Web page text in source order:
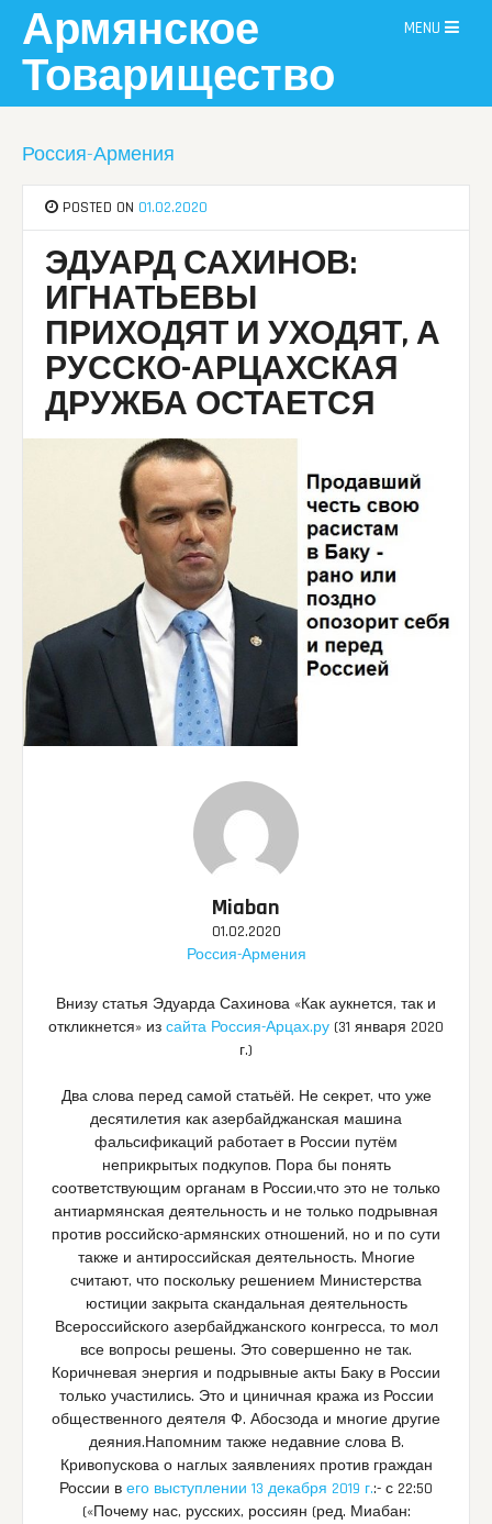
content
Армянское
Товарищество
MENU
Россия-Армения
POSTED ON 01.02.2020
ЭДУАРД САХИНОВ:
ИГНАТЬЕВЫ
ПРИХОДЯТ И УХОДЯТ, А
РУССКО-АРЦАХСКАЯ
ДРУЖБА ОСТАЕТСЯ
Miaban
01.02.2020
Россия-Армения
Внизу статья Эдуарда Сахинова «Как аукнется, так и
откликнется» из сайта Россия-Арцах.ру (31 января 2020
г.)
Два слова перед самой статьёй. Не секрет, что уже
десятилетия как азербайджанская машина
фальсификаций работает в России путём
неприкрытых подкупов. Пора бы понять
соответствующим органам в России,что это не только
антиармянская деятельность и не только подрывная
против российско-армянских отношений, но и по сути
также и антироссийская деятельность. Многие
считают, что поскольку решением Министерства
юстиции закрыта скандальная деятельность
Всероссийского азербайджанского конгресса, то мол
все вопросы решены. Это совершенно не так.
Коричневая энергия и подрывные акты Баку в России
только участились. Это и циничная кража из России
общественного деятеля Ф. Абосзода и многие другие
деяния.Напомним также недавние слова В.
Кривопускова о наглых заявлениях против граждан
России в его выступлении 13 декабря 2019 г.:- с 22:50
(«Почему нас, русских, россиян (ред. Миабан: